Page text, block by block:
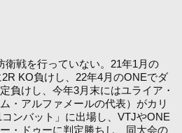
戦を行っていない。21年1月の
KO負けし、22年4月のONEでダ
負けし、今年3月末にはユライア・
・アルファメールの代表）がカリ
ンバット」に出場し、VTJやONE
・ドゥーに判定勝ちし、同大会の